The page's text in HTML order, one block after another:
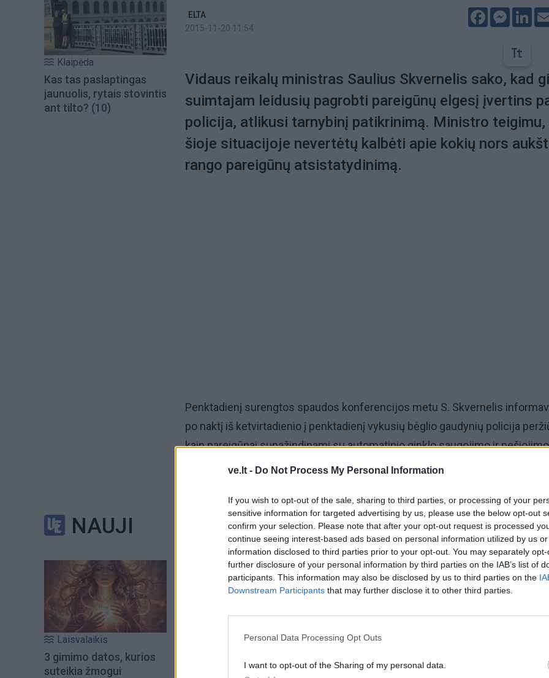
ve.lt - Do Not Process My Personal Information
If you wish to opt-out of the sale, sharing to third parties, or processing of your
sensitive information for targeted advertising by us, please use the below opt-out
confirm your selection. Please note that after your opt-out request is processed
continue seeing interest-based ads based on personal information utilized by us
information disclosed to third parties prior to your opt-out. You may separately
further disclosure of your personal information by third parties on the IAB’s list of
participants. This information may also be disclosed by us to third parties on the
Downstream Participants that may further disclose it to other third parties.
Personal Data Processing Opt Outs
I want to opt-out of the Sharing of my personal data.
Klaipėda
Kas tas paslaptingas
jaunuolis, rytais stovintis
ant tilto? (10)
NAUJI
Laisvalaikis
3 gimimo datos, kurios
suteikia žmogui
ELTA
2015-11-20 11:54
Facebook
Vidaus reikalų ministras Saulius Skvernelis sako, kad
suimtajam leidusių pagrobti pareigūnų elgesį įvertins
policija, atlikusi tarnybinį patikrinimą. Ministro teigimu,
šioje situacijoje nevertėtų kalbėti apie kokių nors
rango pareigūnų atsistatydinimą.
Penktadienį surengtos spaudos konferencijos metu S. Skvernelis
po naktį iš ketvirtadienio į penktadienį vykusių bėglio gaudynių policija
kaip pareigūnai supažindinami su automatinio ginklo saugojimo ir nešiojimo
tvarka. Taip pat bus įvertintas plano "Sulaikymas" naudingumas.
Pats ministras, ketvirtadienį ginklo praradimo aplinkybę vadinęs
penktadienį susilaikė nuo platesnių pareigūnų veiksmų vertinimų.
"Dėl tų pareigūnų, jeigu pasakyčiau dabar savo verdiktą, būtų labai kvailas
poelgis. Policija pati nuspręs, policijos generalinis komisaras yra
kompetentingas", - kalbėjo S. Skvernelis.